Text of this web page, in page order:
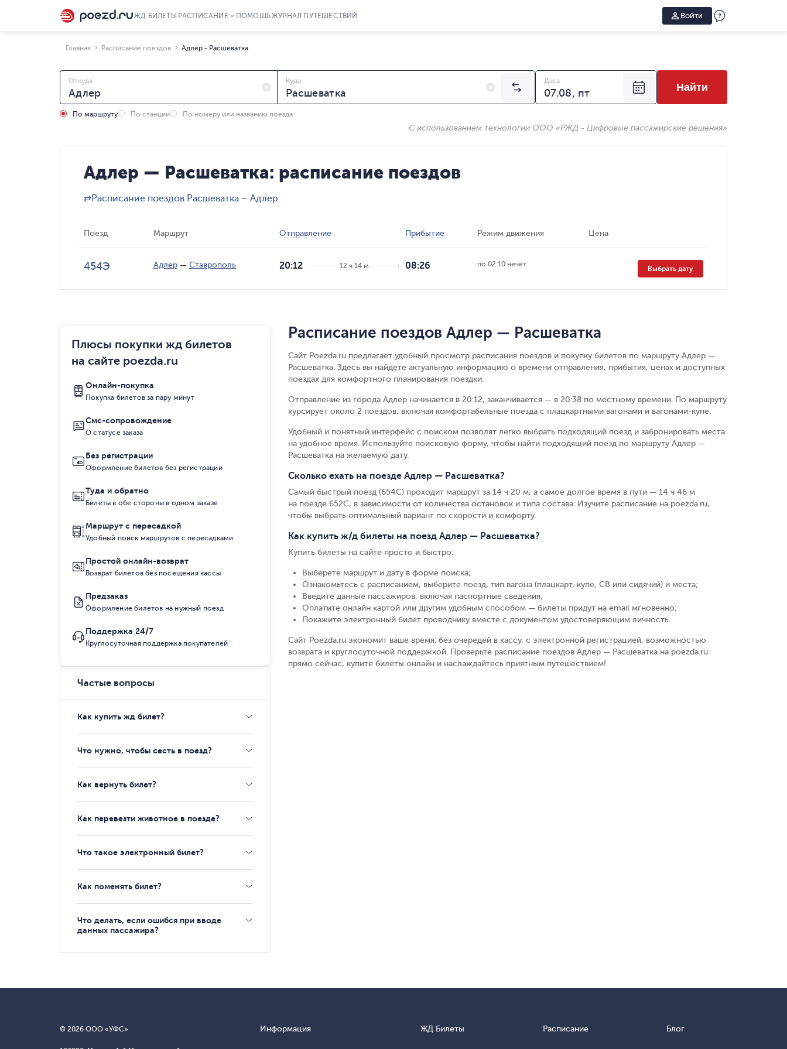
ЖД БИЛЕТЫ РАСПИСАНИЕ ПОМОЩЬЖУРНАЛ ПУТЕШЕСТВИЙ Войти
Главная Расписание поездов Адлер - Расшеватка
Откуда Куда
По маршруту По станции По номеру или названию поезда
Дата
Найти
С использованием технологии ООО «РЖД - Цифровые пассажирские решения»
Адлер — Расшеватка: расписание поездов
⇄Расписание поездов Расшеватка – Адлер
Поезд Маршрут Отправление Прибытие Режим движения Цена
454Э Адлер — Ставрополь 20:12 12 ч 14 м 08:26 по 02.10 нечет
Выбрать дату
Расписание поездов Адлер — Расшеватка
Сайт Poezda.ru предлагает удобный просмотр расписания поездов и покупку билетов по маршруту Адлер —
Расшеватка. Здесь вы найдете актуальную информацию о времени отправления, прибытия, ценах и доступных
поездах для комфортного планирования поездки.
Отправление из города Адлер начинается в 20:12, заканчивается — в 20:38 по местному времени. По маршруту
курсирует около 2 поездов, включая комфортабельные поезда с плацкартными вагонами и вагонами-купе.
Удобный и понятный интерфейс с поиском позволят легко выбрать подходящий поезд и забронировать места
на удобное время. Используйте поисковую форму, чтобы найти подходящий поезд по маршруту Адлер —
Расшеватка на желаемую дату.
Сколько ехать на поезде Адлер — Расшеватка?
Самый быстрый поезд (654С) проходит маршрут за 14 ч 20 м, а самое долгое время в пути — 14 ч 46 м
на поезде 652С, в зависимости от количества остановок и типа состава. Изучите расписание на poezda.ru,
чтобы выбрать оптимальный вариант по скорости и комфорту.
Как купить ж/д билеты на поезд Адлер — Расшеватка?
Купить билеты на сайте просто и быстро:
Выберете маршрут и дату в форме поиска;
Ознакомьтесь с расписанием, выберите поезд, тип вагона (плацкарт, купе, СВ или сидячий) и места;
Введите данные пассажиров, включая паспортные сведения;
Оплатите онлайн картой или другим удобным способом — билеты придут на email мгновенно;
Покажите электронный билет проводнику вместе с документом удостоверяющим личность.
Сайт Poezda.ru экономит ваше время: без очередей в кассу, с электронной регистрацией, возможностью
возврата и круглосуточной поддержкой. Проверьте расписание поездов Адлер — Расшеватка на poezda.ru
прямо сейчас, купите билеты онлайн и наслаждайтесь приятным путешествием!
Плюсы покупки жд билетов
на сайте poezda.ru
Онлайн-покупка
Покупка билетов за пару минут
Смс-сопровождение
О статусе заказа
Без регистрации
Оформление билетов без регистрации
Туда и обратно
Билеты в обе стороны в одном заказе
Маршрут с пересадкой
Удобный поиск маршрутов с пересадками
Простой онлайн-возврат
Возврат билетов без посещения кассы
Предзаказ
Оформление билетов на нужный поезд
Поддержка 24/7
Круглосуточная поддержка покупателей
Частые вопросы
Как купить жд билет?
Что нужно, чтобы сесть в поезд?
Как вернуть билет?
Как перевезти животное в поезде?
Что такое электронный билет?
Как поменять билет?
Что делать, если ошибся при вводе
данных пассажира?
© 2026 ООО «УФС» Информация ЖД Билеты Расписание Блог